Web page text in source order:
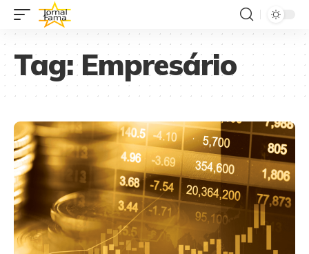
Tag:Empresário